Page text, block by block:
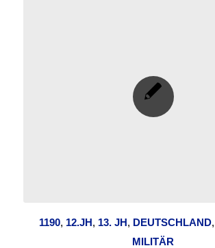
1190, 12.JH, 13. JH, DEUTSCHLAND,
MILITÄR